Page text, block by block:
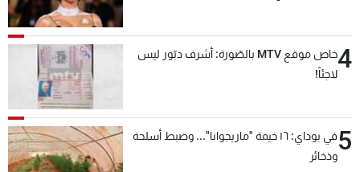
4
خاص موقع MTV بالصّورة: أشرف دبّور ليس
لاجئاً!
5
في بوداي: ١٦ خيمة "ماريجوانا"... وضبط أسلحة
وذخائر